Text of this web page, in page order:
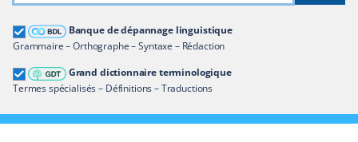
Banque de dépannage linguistique
Grammaire – Orthographe – Syntaxe – Rédaction
Grand dictionnaire terminologique
Termes spécialisés – Définitions – Traductions
Grand dictionnaire terminologique
Restreindre aux termes